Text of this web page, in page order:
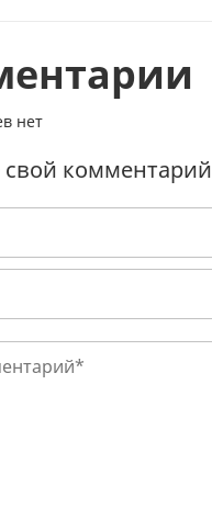
нет
свой комментарий